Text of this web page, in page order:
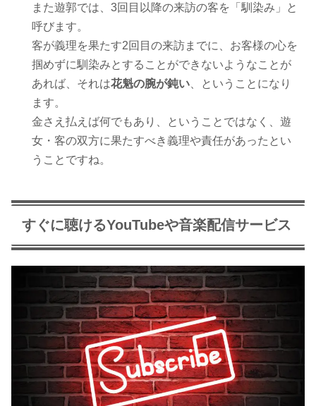
また遊郭では、3回目以降の来訪の客を「馴染み」と
呼びます。
客が義理を果たす2回目の来訪までに、お客様の心を
掴めずに馴染みとすることができないようなことが
あれば、それは花魁の腕が鈍い 、ということになり
ます。
金さえ払えば何でもあり、ということではなく、遊
女・客の双方に果たすべき義理や責任があったとい
うことですね。
すぐに聴けるYouTubeや音楽配信サービス